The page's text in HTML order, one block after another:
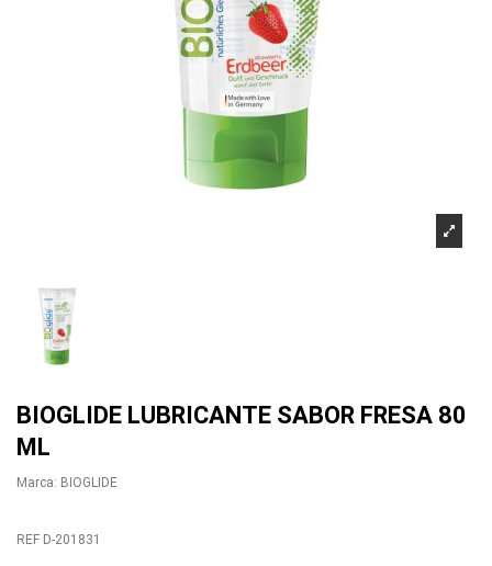
BIOGLIDE LUBRICANTE SABOR FRESA 80
ML
Marca: BIOGLIDE
REF D-201831